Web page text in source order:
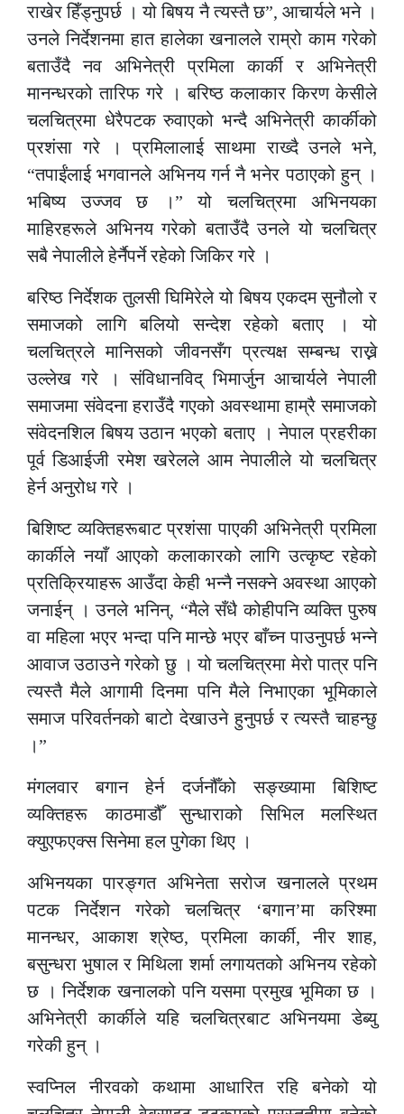
राखेर हिँड्नुपर्छ । यो बिषय नै त्यस्तै छ”, आचार्यले भने ।
उनले निर्देशनमा हात हालेका खनालले राम्रो काम गरेको
बताउँदै नव अभिनेत्री प्रमिला कार्की र अभिनेत्री
मानन्धरको तारिफ गरे । बरिष्ठ कलाकार किरण केसीले
चलचित्रमा धेरैपटक रुवाएको भन्दै अभिनेत्री कार्कीको
प्रशंसा गरे । प्रमिलालाई साथमा राख्दै उनले भने,
“तपाईंलाई भगवानले अभिनय गर्न नै भनेर पठाएको हुन् ।
भबिष्य उज्जव छ ।” यो चलचित्रमा अभिनयका
माहिरहरूले अभिनय गरेको बताउँदै उनले यो चलचित्र
सबै नेपालीले हेर्नैपर्ने रहेको जिकिर गरे ।
बरिष्ठ निर्देशक तुलसी घिमिरेले यो बिषय एकदम सुनौलो र
समाजको लागि बलियो सन्देश रहेको बताए । यो
चलचित्रले मानिसको जीवनसँग प्रत्यक्ष सम्बन्ध राख्ने
उल्लेख गरे । संविधानविद् भिमार्जुन आचार्यले नेपाली
समाजमा संवेदना हराउँदै गएको अवस्थामा हाम्रै समाजको
संवेदनशिल बिषय उठान भएको बताए । नेपाल प्रहरीका
पूर्व डिआईजी रमेश खरेलले आम नेपालीले यो चलचित्र
हेर्न अनुरोध गरे ।
बिशिष्ट व्यक्तिहरूबाट प्रशंसा पाएकी अभिनेत्री प्रमिला
कार्कीले नयाँ आएको कलाकारको लागि उत्कृष्ट रहेको
प्रतिक्रियाहरू आउँदा केही भन्नै नसक्ने अवस्था आएको
जनाईन् । उनले भनिन्, “मैले सँधै कोहीपनि व्यक्ति पुरुष
वा महिला भएर भन्दा पनि मान्छे भएर बाँच्न पाउनुपर्छ भन्ने
आवाज उठाउने गरेको छु । यो चलचित्रमा मेरो पात्र पनि
त्यस्तै मैले आगामी दिनमा पनि मैले निभाएका भूमिकाले
समाज परिवर्तनको बाटो देखाउने हुनुपर्छ र त्यस्तै चाहन्छु
।”
मंगलवार बगान हेर्न दर्जनौँको सङ्ख्यामा बिशिष्ट
व्यक्तिहरू काठमाडौँ सुन्धाराको सिभिल मलस्थित
क्युएफएक्स सिनेमा हल पुगेका थिए ।
अभिनयका पारङ्गत अभिनेता सरोज खनालले प्रथम
पटक निर्देशन गरेको चलचित्र ‘बगान’मा करिश्मा
मानन्धर, आकाश श्रेष्ठ, प्रमिला कार्की, नीर शाह,
बसुन्धरा भुषाल र मिथिला शर्मा लगायतको अभिनय रहेको
छ । निर्देशक खनालको पनि यसमा प्रमुख भूमिका छ ।
अभिनेत्री कार्कीले यहि चलचित्रबाट अभिनयमा डेब्यु
गरेकी हुन् ।
स्वप्निल नीरवको कथामा आधारित रहि बनेको यो